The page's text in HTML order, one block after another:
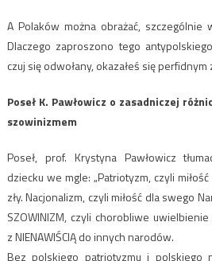
A Polaków można obrażać, szczególnie
Dlaczego zaproszono tego
czuj się odwołany, okazałeś się perfidnym
Poseł K. Pawłowicz o zasadniczej
szowinizmem
Poseł, prof. Krystyna Pawłowicz
dziecku we mgle: „Patriotyzm, czyli
zły. Nacjonalizm, czyli miłość dla swego
SZOWINIZM, czyli chorobliwe
z NIENAWIŚCIĄ do innych narodów.
Bez polskiego patriotyzmu i polskiego